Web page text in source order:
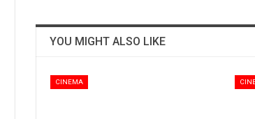
YOU MIGHT ALSO LIKE
CINEMA